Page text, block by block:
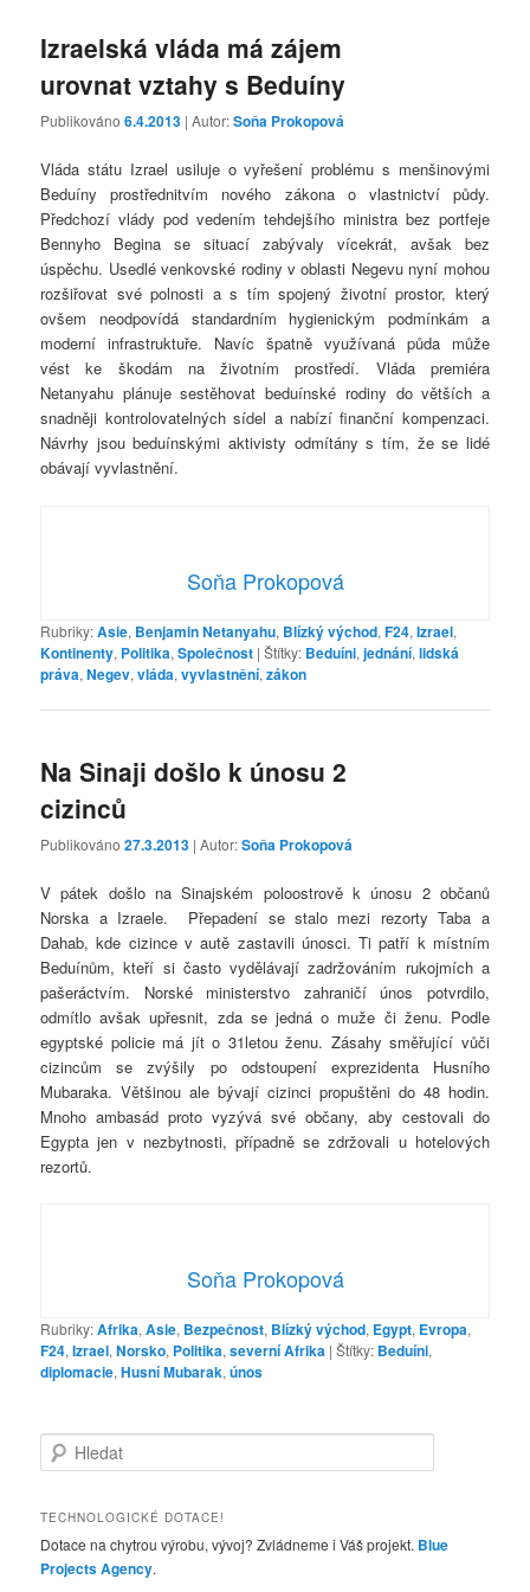
Izraelská vláda má zájem
urovnat vztahy s Beduíny
Publikováno6.4.2013 | Autor:Soňa Prokopová
Vláda státu Izrael usiluje o vyřešení problému s menšinovými
Beduíny prostřednitvím nového zákona o vlastnictví půdy.
Předchozí vlády pod vedením tehdejšího ministra bez portfeje
Bennyho Begina se situací zabývaly vícekrát, avšak bez
úspěchu. Usedlé venkovské rodiny v oblasti Negevu nyní mohou
rozšiřovat své polnosti a s tím spojený životní prostor, který
ovšem neodpovídá standardním hygienickým podmínkám a
moderní infrastruktuře. Navíc špatně využívaná půda může
vést ke škodám na životním prostředí. Vláda premiéra
Netanyahu plánuje sestěhovat beduínské rodiny do větších a
snadněji kontrolovatelných sídel a nabízí finanční kompenzaci.
Návrhy jsou beduínskými aktivisty odmítány s tím, že se lidé
obávají vyvlastnění.
Soňa Prokopová
Rubriky:Asie, Benjamin Netanyahu, Blízký východ,F24,Izrael,
Kontinenty, Politika,Společnost |Štítky: Beduíni,jednání,lidská
práva,Negev,vláda,vyvlastnění,zákon
Na Sinaji došlo k únosu 2
cizinců
Publikováno27.3.2013 | Autor:Soňa Prokopová
V pátek došlo na Sinajském poloostrově k únosu 2 občanů
Norska a Izraele. Přepadení se stalo mezi rezorty Taba a
Dahab, kde cizince v autě zastavili únosci. Ti patří k místním
Beduínům, kteří si často vydělávají zadržováním rukojmích a
pašeráctvím. Norské ministerstvo zahraničí únos potvrdilo,
odmítlo avšak upřesnit, zda se jedná o muže či ženu. Podle
egyptské policie má jít o 31letou ženu. Zásahy směřující vůči
cizincům se zvýšily po odstoupení exprezidenta Husního
Mubaraka. Většinou ale bývají cizinci propuštěni do 48 hodin.
Mnoho ambasád proto vyzývá své občany, aby cestovali do
Egypta jen v nezbytnosti, případně se zdržovali u hotelových
rezortů.
Soňa Prokopová
Rubriky:Afrika,Asie, Bezpečnost, Blízký východ, Egypt, Evropa,
F24,Izrael,Norsko, Politika,severní Afrika |Štítky: Beduíni,
diplomacie,Husní Mubarak,únos
l
d
t
TECHNOLOGICKÉ DOTACE!
Dotace na chytrou výrobu, vývoj? Zvládneme i Váš projekt. Blue
Projects Agency.